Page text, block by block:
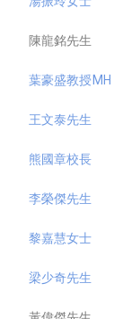
陳龍銘先生
葉豪盛教授MH
王文泰先生
熊國章校長
李榮傑先生
黎嘉慧女士
梁少奇先生